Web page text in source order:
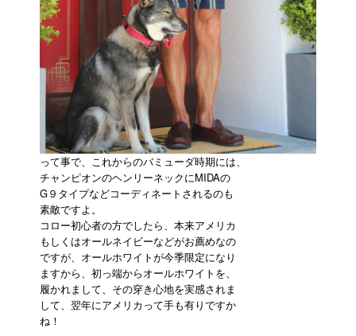
って事で、これからのバミューダ時期には、
チャンピオンのヘンリーネックにMIDAの
G９タイプなどコーディネートされるのも
素敵ですよ。
コロー初心者の方でしたら、本来アメリカ
もしくはオールネイビーなどがお薦めなの
ですが、オールホワイトが今季限定になり
ますから、初っ端からオールホワイトを、
履かれまして、その穿き心地を実感されま
して、翌年にアメリカって手も有りですか
ね！